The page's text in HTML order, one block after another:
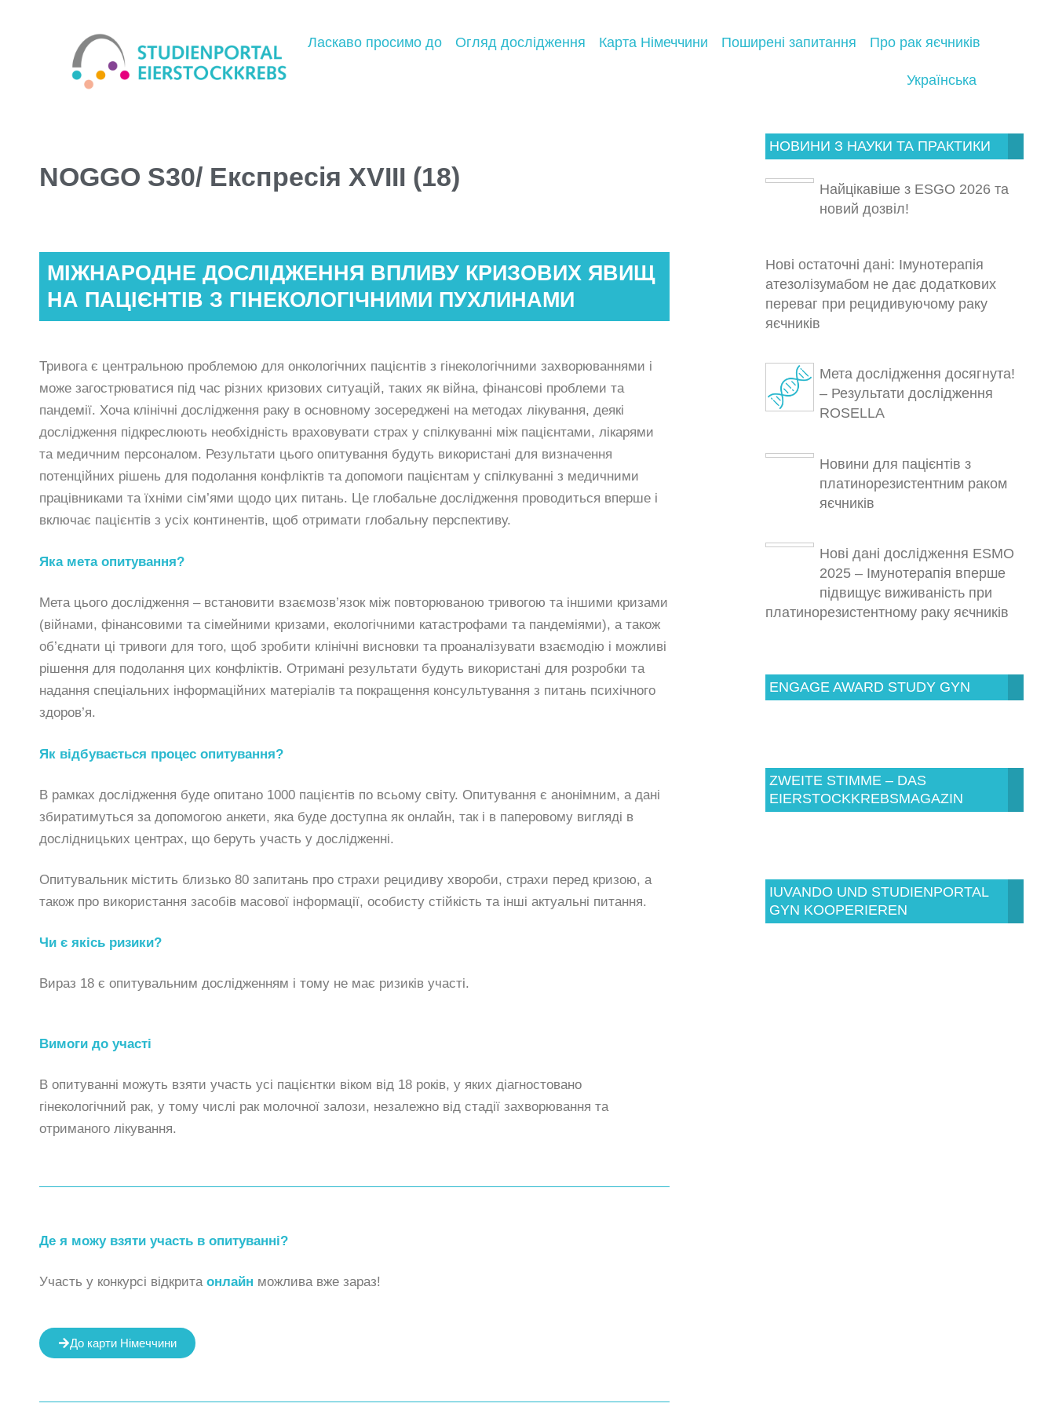
Ласкаво просимо до Огляд дослідження Карта Німеччини Поширені запитання Про рак яєчників
Українська
NOGGO S30/ Експресія XVIII (18)
МІЖНАРОДНЕ ДОСЛІДЖЕННЯ ВПЛИВУ КРИЗОВИХ ЯВИЩ
НА ПАЦІЄНТІВ З ГІНЕКОЛОГІЧНИМИ ПУХЛИНАМИ
Тривога є центральною проблемою для онкологічних пацієнтів з гінекологічними захворюваннями і
може загострюватися під час різних кризових ситуацій, таких як війна, фінансові проблеми та
пандемії. Хоча клінічні дослідження раку в основному зосереджені на методах лікування, деякі
дослідження підкреслюють необхідність враховувати страх у спілкуванні між пацієнтами, лікарями
та медичним персоналом. Результати цього опитування будуть використані для визначення
потенційних рішень для подолання конфліктів та допомоги пацієнтам у спілкуванні з медичними
працівниками та їхніми сім’ями щодо цих питань. Це глобальне дослідження проводиться вперше і
включає пацієнтів з усіх континентів, щоб отримати глобальну перспективу.
Яка мета опитування?
Мета цього дослідження – встановити взаємозв’язок між повторюваною тривогою та іншими кризами
(війнами, фінансовими та сімейними кризами, екологічними катастрофами та пандеміями), а також
об’єднати ці тривоги для того, щоб зробити клінічні висновки та проаналізувати взаємодію і можливі
рішення для подолання цих конфліктів. Отримані результати будуть використані для розробки та
надання спеціальних інформаційних матеріалів та покращення консультування з питань психічного
здоров’я.
Як відбувається процес опитування?
В рамках дослідження буде опитано 1000 пацієнтів по всьому світу. Опитування є анонімним, а дані
збиратимуться за допомогою анкети, яка буде доступна як онлайн, так і в паперовому вигляді в
дослідницьких центрах, що беруть участь у дослідженні.
Опитувальник містить близько 80 запитань про страхи рецидиву хвороби, страхи перед кризою, а
також про використання засобів масової інформації, особисту стійкість та інші актуальні питання.
Чи є якісь ризики?
Вираз 18 є опитувальним дослідженням і тому не має ризиків участі.
Вимоги до участі
В опитуванні можуть взяти участь усі пацієнтки віком від 18 років, у яких діагностовано
гінекологічний рак, у тому числі рак молочної залози, незалежно від стадії захворювання та
отриманого лікування.
Де я можу взяти участь в опитуванні?
Участь у конкурсі відкрита онлайн можлива вже зараз!
До карти Німеччини
НОВИНИ З НАУКИ ТА ПРАКТИКИ
Найцікавіше з ESGO 2026 та
новий дозвіл!
Нові остаточні дані: Імунотерапія
атезолізумабом не дає додаткових
переваг при рецидивуючому раку
яєчників
Мета дослідження досягнута!
– Результати дослідження
ROSELLA
Новини для пацієнтів з
платинорезистентним раком
яєчників
Нові дані дослідження ESMO
2025 – Імунотерапія вперше
підвищує виживаність при
платинорезистентному раку яєчників
ENGAGE AWARD STUDY GYN
ZWEITE STIMME – DAS
EIERSTOCKKREBSMAGAZIN
IUVANDO UND STUDIENPORTAL
GYN KOOPERIEREN